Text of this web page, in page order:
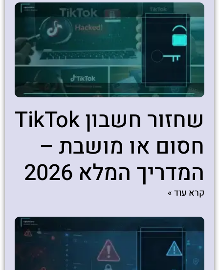
שחזור חשבון TikTok
חסום או מושבת –
המדריך המלא 2026
קרא עוד »